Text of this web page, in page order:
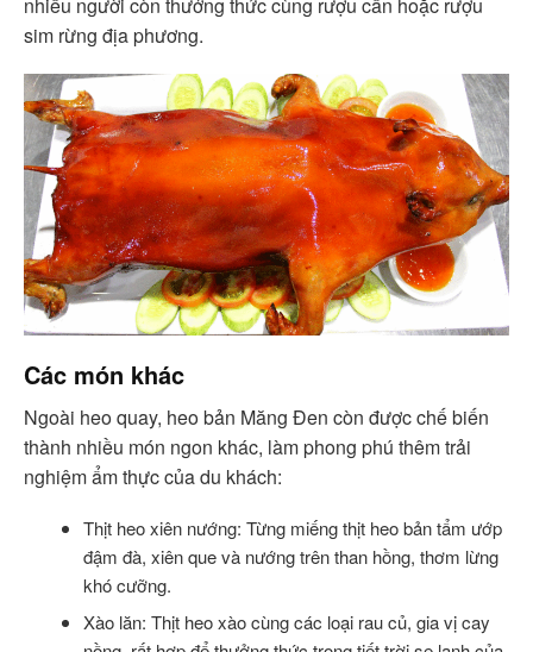
nhiều người còn thưởng thức cùng rượu cần hoặc rượu
sim rừng địa phương.
Các món khác
Ngoài heo quay, heo bản Măng Đen còn được chế biến
thành nhiều món ngon khác, làm phong phú thêm trải
nghiệm ẩm thực của du khách:
Thịt heo xiên nướng: Từng miếng thịt heo bản tẩm ướp
đậm đà, xiên que và nướng trên than hồng, thơm lừng
khó cưỡng.
Xào lăn: Thịt heo xào cùng các loại rau củ, gia vị cay